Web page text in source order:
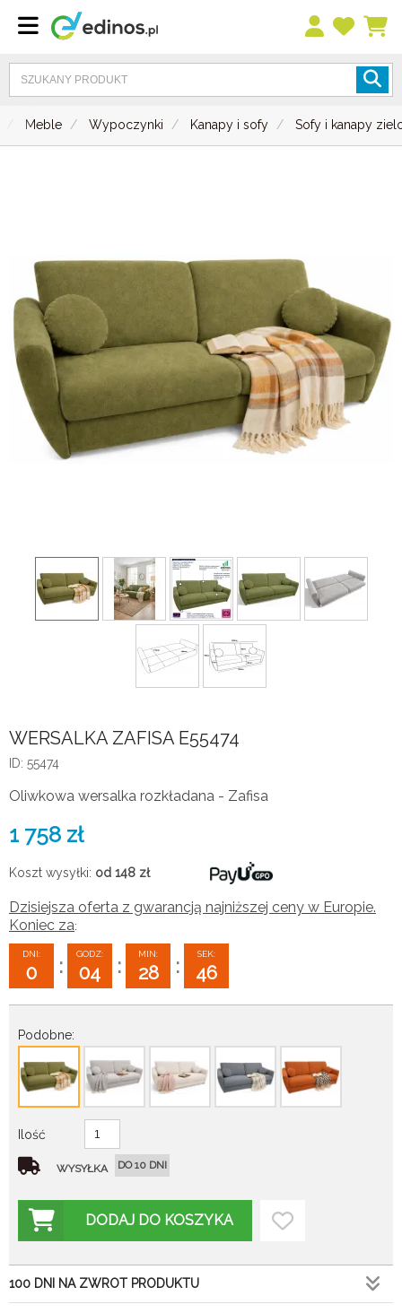
Meble Wypoczynki Kanapy i sofy Sofy i kanapy
WERSALKA ZAFISA E55474
ID: 55474
Oliwkowa wersalka rozkładana - Zafisa
1 758 zł
Koszt wysyłki: od 148 zł
Dzisiejsza oferta z gwarancją najniższej ceny w Europie.
Koniec za:
DNI:
0 :
GODZ:
04 :
MIN:
28 :
SEK:
45
Podobne:
Ilość
WYSYŁKA DO 10 DNI
DODAJ DO KOSZYKA
100 DNI NA ZWROT PRODUKTU